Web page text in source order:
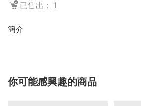
已售出： 1
簡介
你可能感興趣的商品